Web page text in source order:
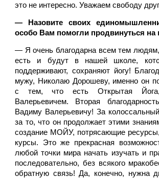
это не интересно. Уважаем свободу
— Назовите своих
особо Вам помогли продвинуться на
— Я очень благодарна всем тем
есть и будут в нашей школе,
поддерживают, сохраняют йогу!
мужу, Николаю Дорошеву, именно он
с тем, что есть Открытая
Валерьевичем. Вторая
Вадиму Валерьевичу! За
за то, что он продолжает этими
создание МОЙУ, потрясающие ресурсы,
курсы. Это же прекрасная
любой точки мира начать изучать и
последовательно, без всякого
обратную связь! Да, конечно, нужна